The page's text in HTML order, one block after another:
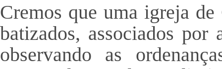
Cremos que uma igreja
batizados, associados
observando as